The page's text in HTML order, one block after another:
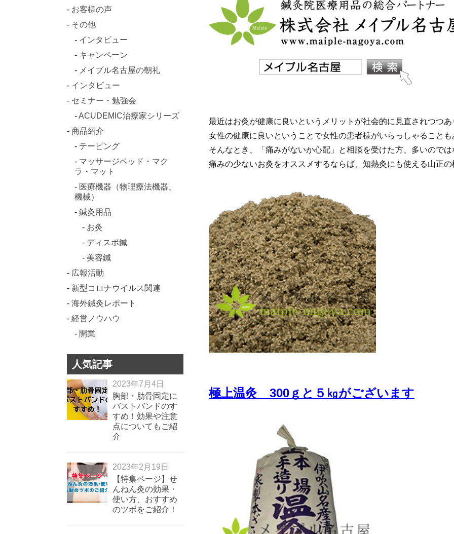
最近はお灸が健康に良いというメリットが社会的に見直されつつ
女性の健康に良いということで女性の患者様がいらっしゃること
そんなとき、「痛みがないか心配」と相談を受けた方、多いので
痛みの少ないお灸をオススメするならば、知熱灸にも使える山正
極上温灸 300ｇと５㎏がございます
お客様の声
その他
インタビュー
キャンペーン
メイプル名古屋の朝礼
インタビュー
セミナー・勉強会
ACUDEMIC治療家シリーズ
商品紹介
テーピング
マッサージベッド・マク
ラ・マット
医療機器（物理療法機器、
機械）
鍼灸用品
お灸
ディスポ鍼
美容鍼
広報活動
新型コロナウイルス関連
海外鍼灸レポート
経営ノウハウ
開業
人気記事
2023年7月4日
胸部・肋骨固定に
バストバンドのす
すめ！効果や注意
点についてもご紹
介
2023年2月19日
【特集ページ】せ
んねん灸の効果・
使い方、おすすめ
のツボをご紹介！